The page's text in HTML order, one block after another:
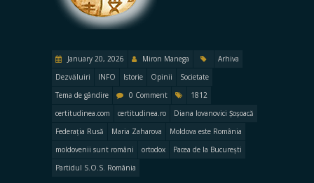
January 20, 2026 Miron Manega
Arhiva
Dezvăluiri
INFO Istorie Opinii
Societate
Tema de gândire
0 Comment
1812
certitudinea.com
certitudinea.ro
Diana Iovanovici Șoșoacă
Federația Rusă
Maria Zaharova
Moldova este România
moldovenii sunt români
ortodox
Pacea de la București
Partidul S.O.S. România